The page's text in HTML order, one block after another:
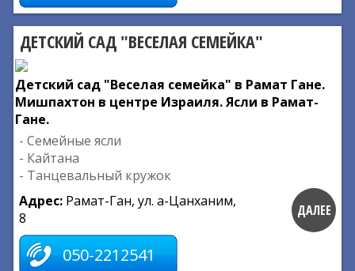
ДЕТСКИЙ САД "ВЕСЕЛАЯ СЕМЕЙКА"
Детский сад "Веселая семейка" в Рамат Гане.
Мишпахтон в центре Израиля. Ясли в Рамат-
Гане.
- Семейные ясли
- Кайтана
- Танцевальный кружок
Адрес: Рамат-Ган, ул. а-Цанханим,
8
050-2212541
ДАЛЕЕ